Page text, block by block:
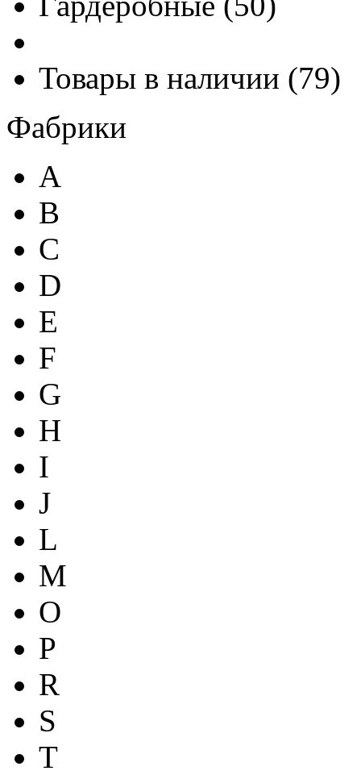
Товары в наличии (79)
Фабрики
A
B
C
D
E
F
G
H
I
J
L
M
O
P
R
S
T